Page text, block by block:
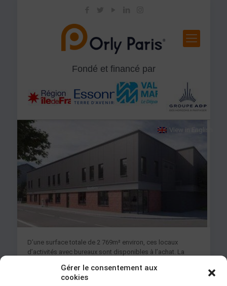
Gérer le consentement aux
cookies
Fondé et financé par
View in English
D’une surface totale de 2 769m² environ, ces locaux
d’activités avec bureaux sont disponibles à l’achat. La